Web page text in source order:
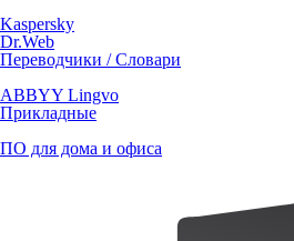
Kaspersky
Dr.Web
Переводчики / Словари
ABBYY Lingvo
Прикладные
ПО для дома и офиса